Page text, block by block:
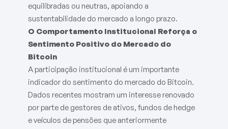
equilibradas ou neutras, apoiando a
sustentabilidade do mercado a longo prazo.
O Comportamento Institucional Reforça o
Sentimento Positivo do Mercado do
Bitcoin
A participação institucional é um importante
indicador do sentimento do mercado do Bitcoin.
Dados recentes mostram um interesse renovado
por parte de gestores de ativos, fundos de hedge
e veículos de pensões que anteriormente